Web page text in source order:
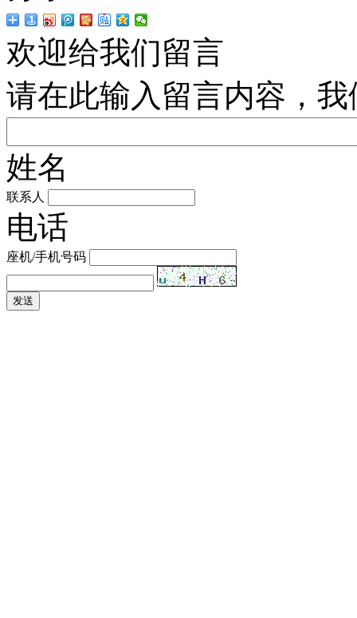
欢迎给我们留言
请在此输入留言内容，
姓名
联系人
电话
座机/手机号码